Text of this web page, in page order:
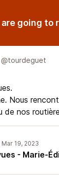
are going to
@tourdeguet
Nous
de nos
- Marie-